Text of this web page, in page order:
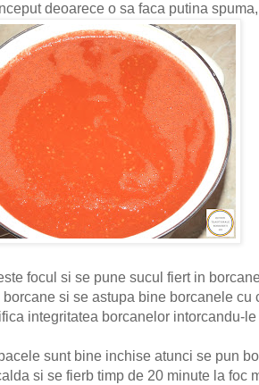
deoarece o sa faca putina spuma,
focul si se pune sucul fiert in
si se astupa bine borcanele cu
integritatea borcanelor intorcandu-
sunt bine inchise atunci se pun
si se fierb timp de 20 minute la foc